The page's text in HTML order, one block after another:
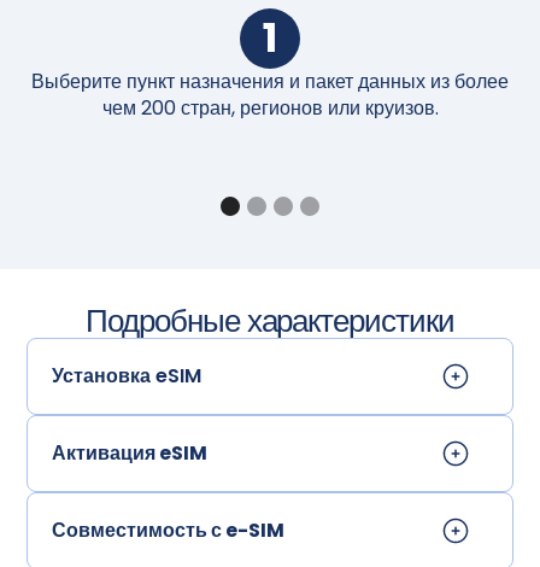
1
Выберите пункт назначения и пакет данных из более
чем 200 стран, регионов или круизов.
Подробные характеристики
Установка eSIM
Активация eSIM
Совместимость с e-SIM